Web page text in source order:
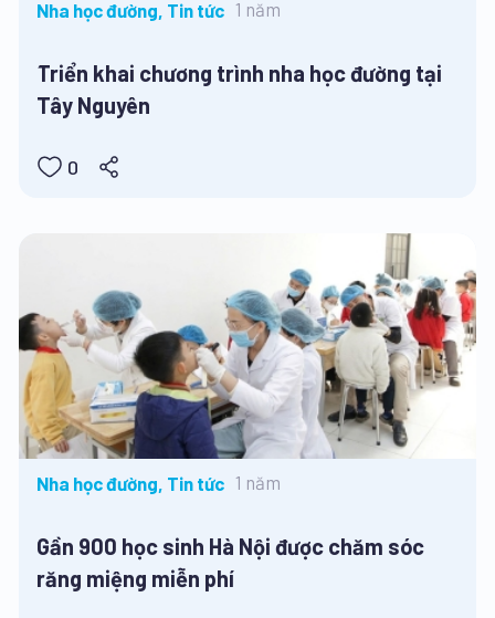
Nha học đường, Tin tức 1 năm
Triển khai chương trình nha học đường tại
Tây Nguyên
0
Nha học đường, Tin tức 1 năm
Gần 900 học sinh Hà Nội được chăm sóc
răng miệng miễn phí